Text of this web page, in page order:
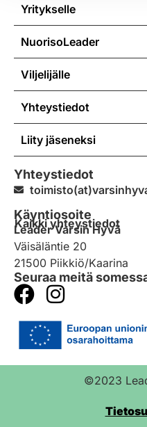
Yritykselle
NuorisoLeader
Viljelijälle
Yhteystiedot
Liity jäseneksi
Yhteystiedot
Kaikki yhteystiedot
Käyntiosoite
Leader Varsin Hyvä
Väisäläntie 20
21500 Piikkiö/Kaarina
Seuraa meitä
©2023